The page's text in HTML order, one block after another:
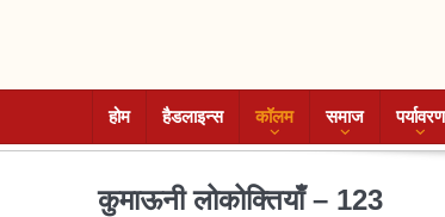
होम हैडलाइन्स कॉलम समाज पर्यावरण
कुमाऊनी लोकोक्तियाँ – 123